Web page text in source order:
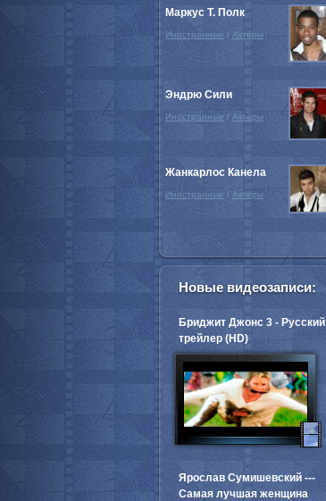
Маркус Т. Полк
Иностранные / Актёры
Эндрю Сили
Иностранные / Актёры
Жанкарлос Канела
Иностранные / Актёры
Новые видеозаписи:
Бриджит Джонс 3 - Русский
трейлер (HD)
Ярослав Сумишевский ---
Самая лучшая женщина